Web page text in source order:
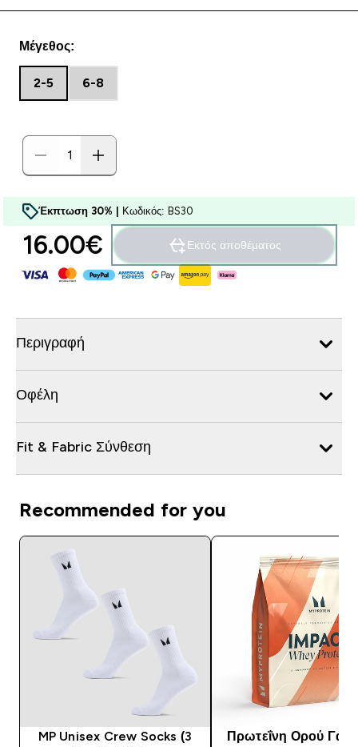
Μέγεθος:
2-5 6-8
Έκπτωση 30% | Κωδικός: BS30
16.00€‎ Εκτός αποθέματος
Περιγραφή
Οφέλη
Fit & Fabric Σύνθεση
Recommended for you
MP Unisex Crew Socks (3
Πρωτεΐνη Ορού